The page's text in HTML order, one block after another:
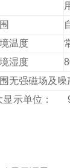
温度
湿度
无强磁场及噪
显示单位：